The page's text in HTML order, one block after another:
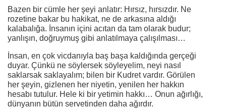
Bazen bir cümle her şeyi anlatır: Hırsız, hırsızdır. Ne
rozetine bakar bu hakikat, ne de arkasına aldığı
kalabalığa. İnsanın içini acıtan da tam olarak budur;
yanlışın, doğruymuş gibi anlatılmaya çalışılması…
İnsan, en çok vicdanıyla baş başa kaldığında gerçeği
duyar. Çünkü ne söylersek söyleyelim, neyi nasıl
saklarsak saklayalım; bilen bir Kudret vardır. Görülen
her şeyin, gizlenen her niyetin, yenilen her hakkın
hesabı tutulur. Hele ki bir yetimin hakkı… Onun ağırlığı,
dünyanın bütün servetinden daha ağırdır.